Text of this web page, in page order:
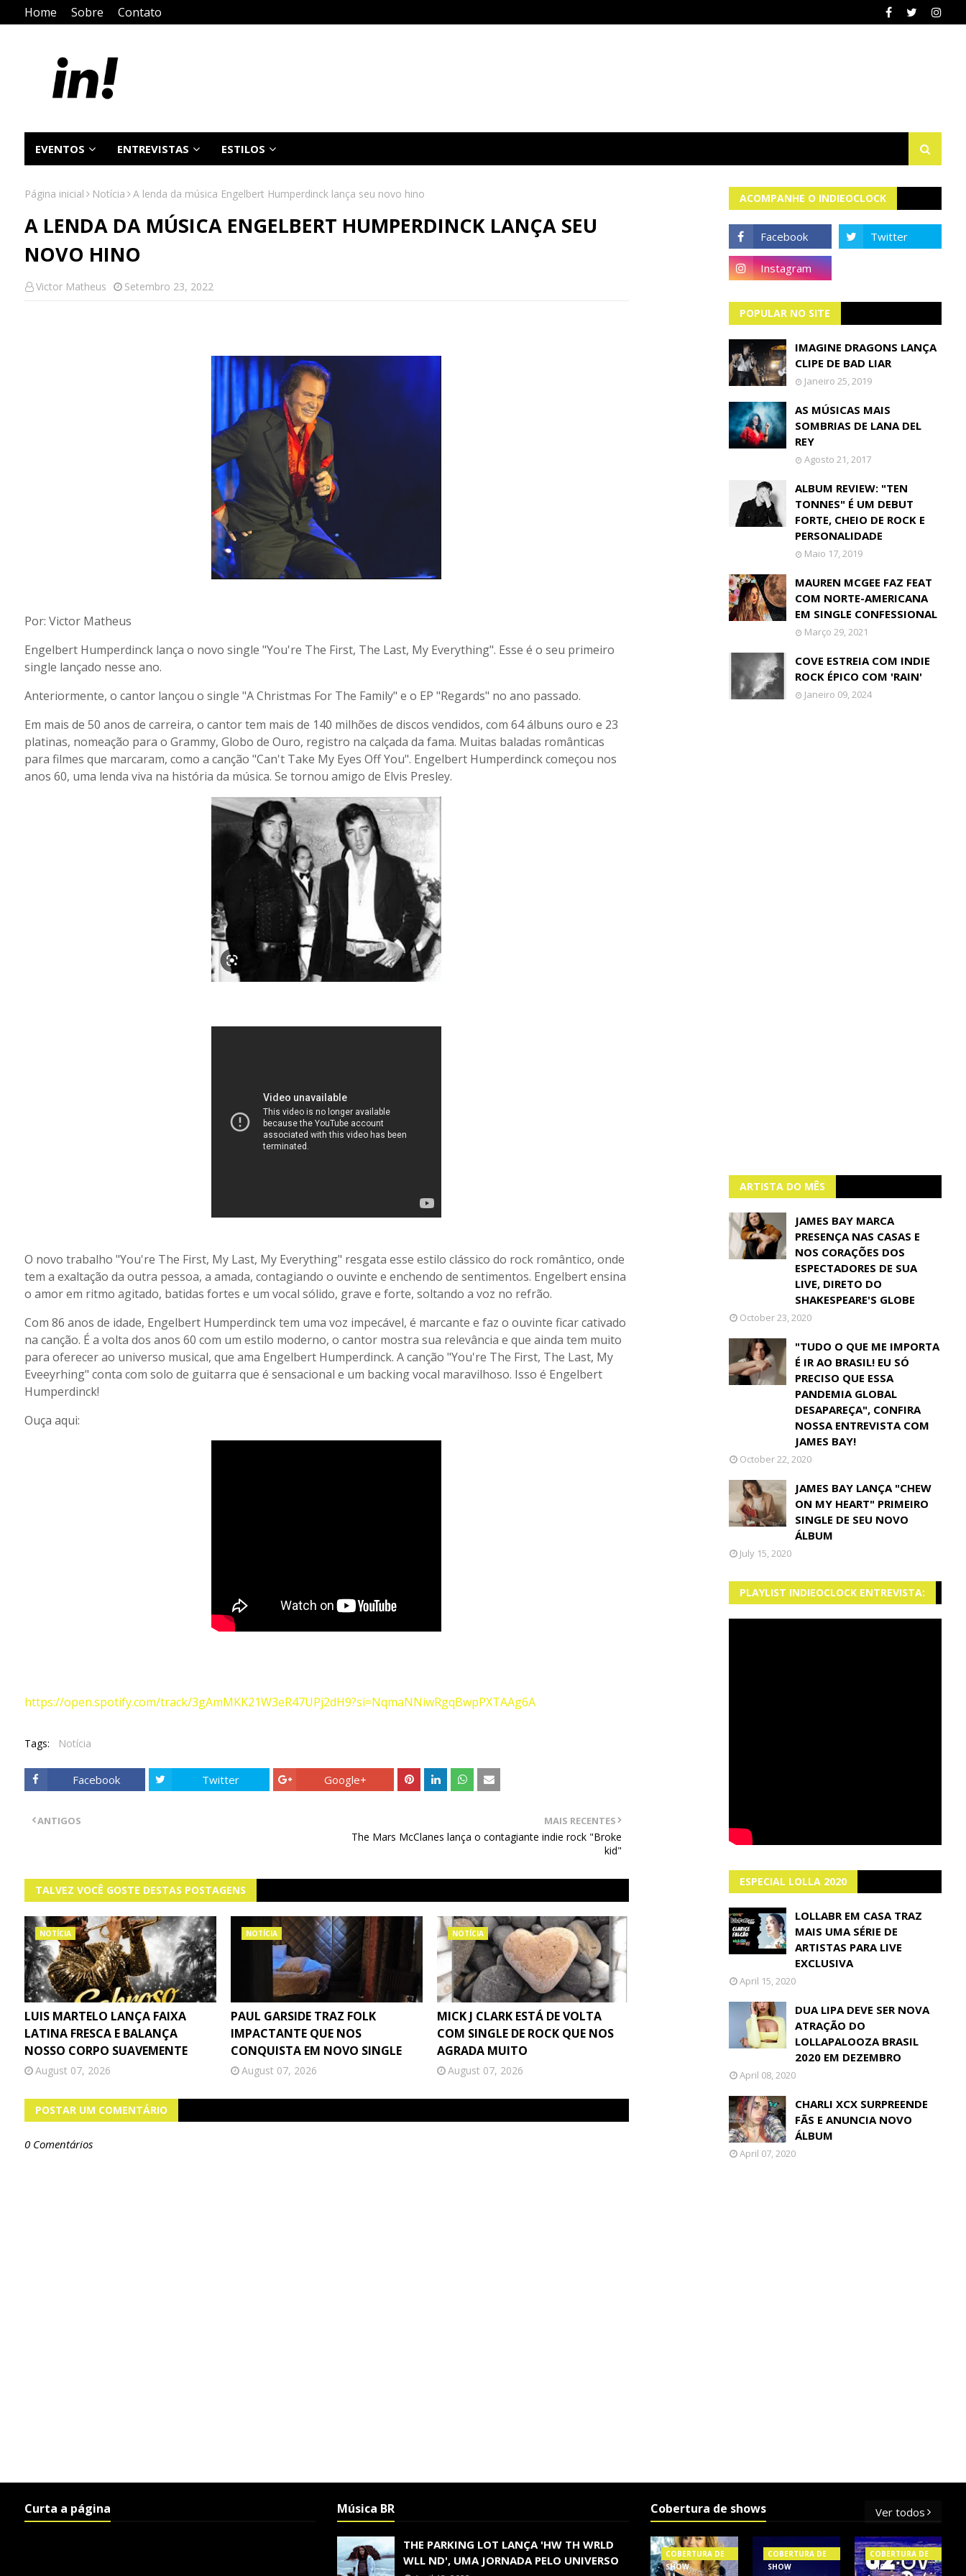
Home Sobre Contato
EVENTOS ENTREVISTAS ESTILOS
Página inicial Notícia A lenda da música Engelbert Humperdinck lança seu novo hino
A LENDA DA MÚSICA ENGELBERT HUMPERDINCK LANÇA SEU
NOVO HINO
Victor Matheus Setembro 23, 2022
Por: Victor Matheus
Engelbert Humperdinck lança o novo single "You're The First, The Last, My Everything". Esse é o seu primeiro
single lançado nesse ano.
Anteriormente, o cantor lançou o single "A Christmas For The Family" e o EP "Regards" no ano passado.
Em mais de 50 anos de carreira, o cantor tem mais de 140 milhões de discos vendidos, com 64 álbuns ouro e 23
platinas, nomeação para o Grammy, Globo de Ouro, registro na calçada da fama. Muitas baladas românticas
para filmes que marcaram, como a canção "Can't Take My Eyes Off You". Engelbert Humperdinck começou nos
anos 60, uma lenda viva na história da música. Se tornou amigo de Elvis Presley.
O novo trabalho "You're The First, My Last, My Everything" resgata esse estilo clássico do rock romântico, onde
tem a exaltação da outra pessoa, a amada, contagiando o ouvinte e enchendo de sentimentos. Engelbert ensina
o amor em ritmo agitado, batidas fortes e um vocal sólido, grave e forte, soltando a voz no refrão.
Com 86 anos de idade, Engelbert Humperdinck tem uma voz impecável, é marcante e faz o ouvinte ficar cativado
na canção. É a volta dos anos 60 com um estilo moderno, o cantor mostra sua relevância e que ainda tem muito
para oferecer ao universo musical, que ama Engelbert Humperdinck. A canção "You're The First, The Last, My
Eveeyrhing" conta com solo de guitarra que é sensacional e um backing vocal maravilhoso. Isso é Engelbert
Humperdinck!
Ouça aqui:
https://open.spotify.com/track/3gAmMKK21W3eR47UPj2dH9?si=NqmaNNiwRgqBwpPXTAAg6A
Tags: Notícia
Facebook Twitter Google+
MAIS RECENTES
The Mars McClanes lança o contagiante indie rock "Broke
kid"
ANTIGOS
TALVEZ VOCÊ GOSTE DESTAS POSTAGENS
NOTÍCIA
LUIS MARTELO LANÇA FAIXA
LATINA FRESCA E BALANÇA
NOSSO CORPO SUAVEMENTE
August 07, 2026
NOTÍCIA
PAUL GARSIDE TRAZ FOLK
IMPACTANTE QUE NOS
CONQUISTA EM NOVO SINGLE
August 07, 2026
NOTÍCIA
MICK J CLARK ESTÁ DE VOLTA
COM SINGLE DE ROCK QUE NOS
AGRADA MUITO
August 07, 2026
POSTAR UM COMENTÁRIO
0 Comentários
ACOMPANHE O INDIEOCLOCK
POPULAR NO SITE
IMAGINE DRAGONS LANÇA
CLIPE DE BAD LIAR
Janeiro 25, 2019
AS MÚSICAS MAIS
SOMBRIAS DE LANA DEL
REY
Agosto 21, 2017
ALBUM REVIEW: "TEN
TONNES" É UM DEBUT
FORTE, CHEIO DE ROCK E
PERSONALIDADE
Maio 17, 2019
MAUREN MCGEE FAZ FEAT
COM NORTE-AMERICANA
EM SINGLE CONFESSIONAL
Março 29, 2021
COVE ESTREIA COM INDIE
ROCK ÉPICO COM 'RAIN'
Janeiro 09, 2024
ARTISTA DO MÊS
JAMES BAY MARCA
PRESENÇA NAS CASAS E
NOS CORAÇÕES DOS
ESPECTADORES DE SUA
LIVE, DIRETO DO
SHAKESPEARE'S GLOBE
October 23, 2020
"TUDO O QUE ME IMPORTA
É IR AO BRASIL! EU SÓ
PRECISO QUE ESSA
PANDEMIA GLOBAL
DESAPAREÇA", CONFIRA
NOSSA ENTREVISTA COM
JAMES BAY!
October 22, 2020
JAMES BAY LANÇA "CHEW
ON MY HEART" PRIMEIRO
SINGLE DE SEU NOVO
ÁLBUM
July 15, 2020
PLAYLIST INDIEOCLOCK ENTREVISTA:
ESPECIAL LOLLA 2020
LOLLABR EM CASA TRAZ
MAIS UMA SÉRIE DE
ARTISTAS PARA LIVE
EXCLUSIVA
April 15, 2020
DUA LIPA DEVE SER NOVA
ATRAÇÃO DO
LOLLAPALOOZA BRASIL
2020 EM DEZEMBRO
April 08, 2020
CHARLI XCX SURPREENDE
FÃS E ANUNCIA NOVO
ÁLBUM
April 07, 2020
Curta a página Música BR
THE PARKING LOT LANÇA 'HW TH WRLD
WLL ND', UMA JORNADA PELO UNIVERSO
Cobertura de shows Ver todos
COBERTURA DE
SHOW
COBERTURA DE
SHOW
COBERTURA DE
SHOW